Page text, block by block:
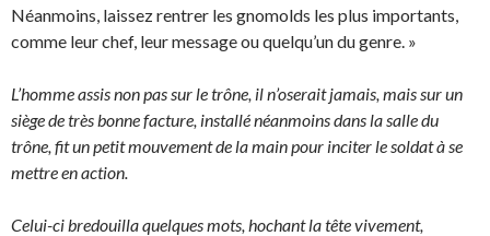
Néanmoins, laissez rentrer les gnomolds les plus importants,
comme leur chef, leur message ou quelqu’un du genre. »
L’homme assis non pas sur le trône, il n’oserait jamais, mais sur un
siège de très bonne facture, installé néanmoins dans la salle du
trône, fit un petit mouvement de la main pour inciter le soldat à se
mettre en action.
Celui-ci bredouilla quelques mots, hochant la tête vivement,